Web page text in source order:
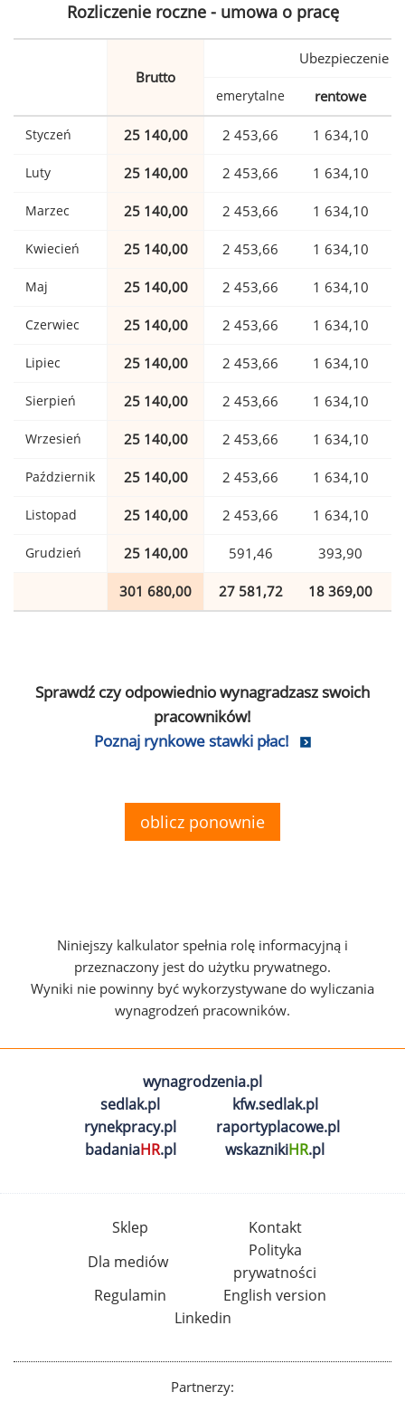
Rozliczenie roczne - umowa o pracę
Brutto
Ubezpieczenie
emerytalne rentowe
Styczeń 25 140,00 2 453,66 1 634,10
Luty 25 140,00 2 453,66 1 634,10
Marzec 25 140,00 2 453,66 1 634,10
Kwiecień 25 140,00 2 453,66 1 634,10
Maj 25 140,00 2 453,66 1 634,10
Czerwiec 25 140,00 2 453,66 1 634,10
Lipiec 25 140,00 2 453,66 1 634,10
Sierpień 25 140,00 2 453,66 1 634,10
Wrzesień 25 140,00 2 453,66 1 634,10
Październik 25 140,00 2 453,66 1 634,10
Listopad 25 140,00 2 453,66 1 634,10
Grudzień 25 140,00 591,46 393,90
301 680,00 27 581,72 18 369,00
Sprawdź czy odpowiednio wynagradzasz swoich
pracowników!
Poznaj rynkowe stawki płac!
oblicz ponownie
Niniejszy kalkulator spełnia rolę informacyjną i
przeznaczony jest do użytku prywatnego.
Wyniki nie powinny być wykorzystywane do wyliczania
wynagrodzeń pracowników.
wynagrodzenia.pl
sedlak.pl
kfw.sedlak.pl
rynekpracy.pl
raportyplacowe.pl
badaniaHR.pl wskaznikiHR.pl
Sklep
Kontakt
Dla mediów
Polityka
prywatności
Regulamin
English version
Linkedin
Partnerzy: